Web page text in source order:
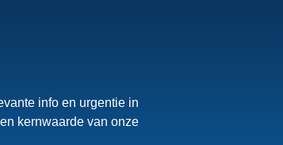
info en urgentie in
kernwaarde van onze